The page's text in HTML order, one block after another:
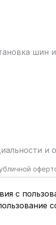
шин
и
с